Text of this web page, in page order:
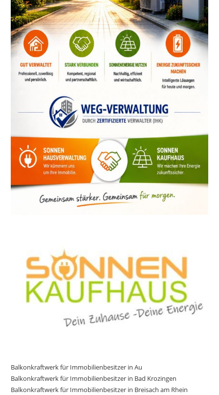
Balkonkraftwerk für Immobilienbesitzer in Au
Balkonkraftwerk für Immobilienbesitzer in Bad Krozingen
Balkonkraftwerk für Immobilienbesitzer in Breisach am Rhein